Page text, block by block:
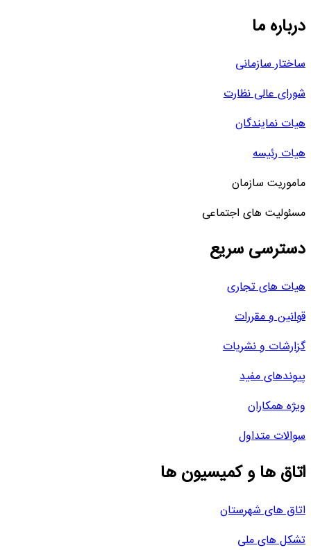
درباره ما
ساختار سازمانی
شورای عالی نظارت
هیات نمایندگان
هیات رئیسه
ماموریت سازمان
مسئولیت های اجتماعی
دسترسی سریع
هیات های تجاری
قوانین و مقررات
گزارشات و نشریات
پیوندهای مفید
ویژه همکاران
سوالات متداول
اتاق ها و کمیسیون ها
اتاق های شهرستان
تشکل های ملی